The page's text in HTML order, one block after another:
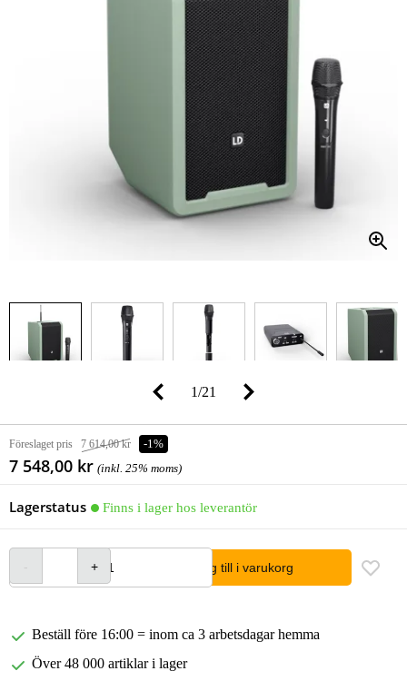
1/21
Föreslaget pris 7 614,00 kr -1%
7 548,00 kr (inkl. 25% moms)
Lagerstatus Finns i lager hos leverantör
lägg till i varukorg
Beställ före 16:00 = inom ca 3 arbetsdagar hemma
Över 48 000 artiklar i lager